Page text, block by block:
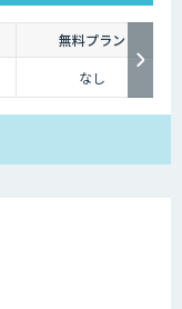
無料プラン
なし